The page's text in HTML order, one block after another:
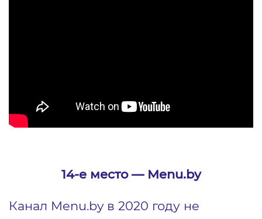
14-е место ― Menu.by
Канал Menu.by в 2020 году не